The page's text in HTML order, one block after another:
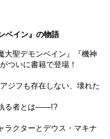
ベイン』の物語
大聖デモンベイン』『機神
ついに書籍で登場！
ジフも存在しない、壊れた
執る者とは――!?
ラクターとデウス・マキナ